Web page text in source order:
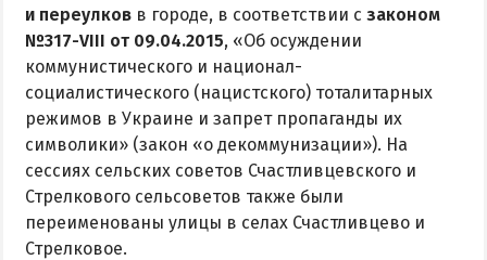
Аскания-Нова
Остров Бирючий
ПРОЕЗД
По Геническу и на косу
Такси по косе
и переулков в городе, в соответствии с законом
№317-VIII от 09.04.2015, «Об осуждении
коммунистического и национал-
социалистического (нацистского) тоталитарных
режимов в Украине и запрет пропаганды их
символики» (закон «о декоммунизации»). На
сессиях сельских советов Счастливцевского и
Стрелкового сельсоветов также были
переименованы улицы в селах Счастливцево и
Стрелковое.